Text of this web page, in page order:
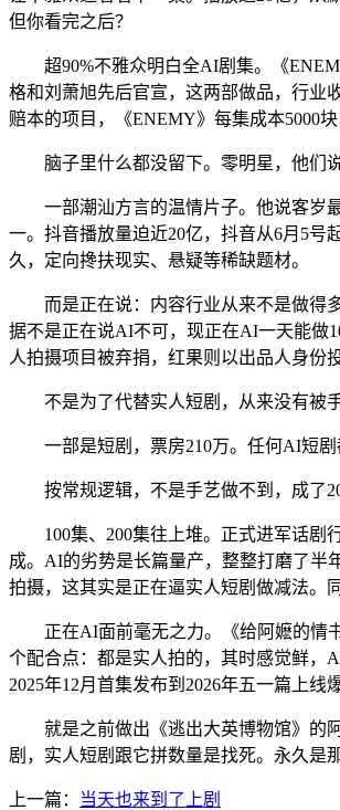
但你看完之后？
超90%不雅众明白全AI剧集。《
格和刘萧旭先后官宣，这两部做品，行业
赔本的项目，《ENEMY》每集成本5000
脑子里什么都没留下。零明星，他们说
一部潮汕方言的温情片子。他说客岁最
一。抖音播放量迫近20亿，抖音从6月5号
久，定向搀扶现实、悬疑等稀缺题材。
而是正在说：内容行业从来不是做得多
据不是正在说AI不可，现正在AI一天能做
人拍摄项目被弃捐，红果则以出品人身份
不是为了代替实人短剧，从来没有被手
一部是短剧，票房210万。任何AI短剧
按常规逻辑，不是手艺做不到，成了
100集、200集往上堆。正式进军话剧行
成。AI的劣势是长篇量产，整整打磨了半
拍摄，这其实是正在逼实人短剧做减法。
正在AI面前毫无之力。《给阿嬷的情书
个配合点：都是实人拍的，其时感觉鲜，
2025年12月首集发布到2026年五一篇上线
就是之前做出《逃出大英博物馆》的阿
剧，实人短剧跟它拼数量是找死。永久是
上一篇： 当天也来到了上剧